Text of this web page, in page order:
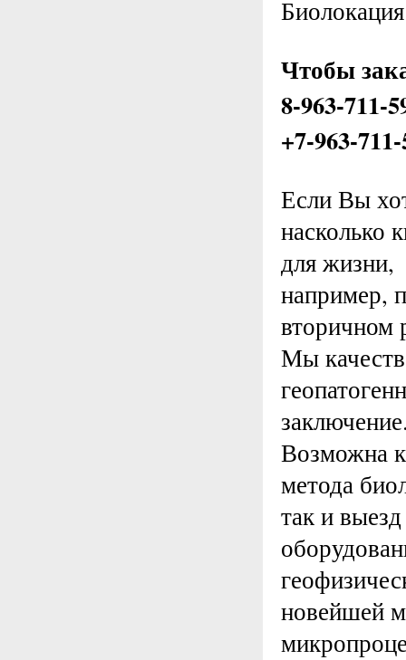
Чтобы
8-963-
+7-963-
Если Вы
насколько
для жизни,
например,
вторичном
Мы
Возможна
метода
так и
новейшей